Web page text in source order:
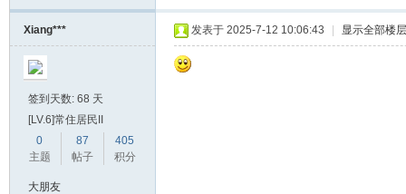
Xiang***
签到天数: 68 天
[LV.6]常住居民II
0
主题
87
帖子
405
积分
大朋友
发表于 2025-7-12 10:06:43 显示全部楼层